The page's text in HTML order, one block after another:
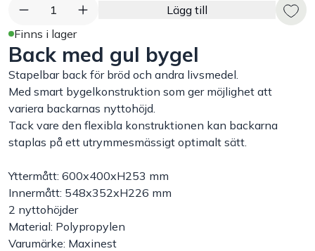
Arbetskläder
Plåtbyte
Monin
Handla efter bransch
Varumärken
Outlet
1
Lägg till
Finns i lager
Back med gul bygel
Stapelbar back för bröd och andra livsmedel.
Med smart bygelkonstruktion som ger möjlighet att
variera backarnas nyttohöjd.
Tack vare den flexibla konstruktionen kan backarna
staplas på ett utrymmesmässigt optimalt sätt.
Yttermått: 600x400xH253 mm
Innermått: 548x352xH226 mm
2 nyttohöjder
Material: Polypropylen
Varumärke: Maxinest